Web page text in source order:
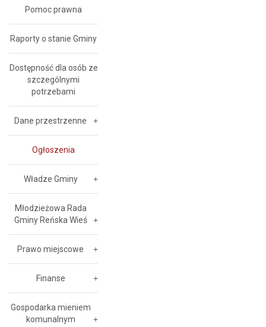
Pomoc prawna
Raporty o stanie Gminy
Dostępność dla osób ze
szczególnymi
potrzebami
Dane przestrzenne
Ogłoszenia
Władze Gminy
Młodzieżowa Rada
Gminy Reńska Wieś
Prawo miejscowe
Finanse
Gospodarka mieniem
komunalnym